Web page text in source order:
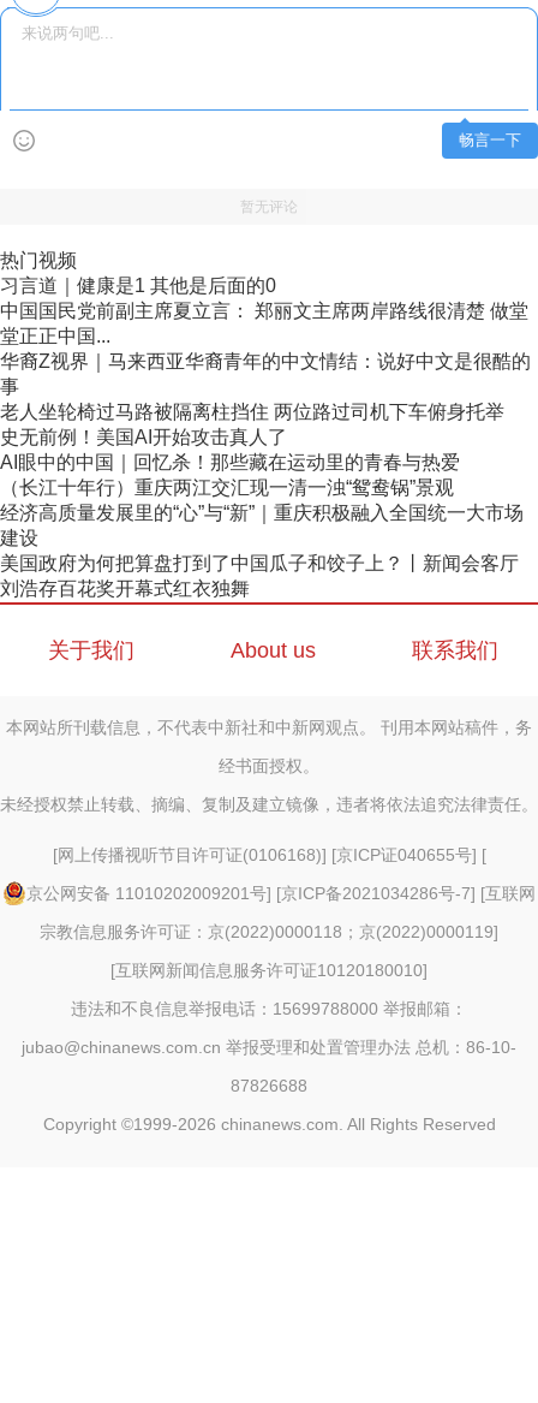
畅言一下
暂无评论
热门视频
习言道｜健康是1 其他是后面的0
中国国民党前副主席夏立言： 郑丽文主席两岸路线很清楚 做堂
堂正正中国...
华裔Z视界｜马来西亚华裔青年的中文情结：说好中文是很酷的
事
老人坐轮椅过马路被隔离柱挡住 两位路过司机下车俯身托举
史无前例！美国AI开始攻击真人了
AI眼中的中国｜回忆杀！那些藏在运动里的青春与热爱
（长江十年行）重庆两江交汇现一清一浊“鸳鸯锅”景观
经济高质量发展里的“心”与“新”｜重庆积极融入全国统一大市场
建设
美国政府为何把算盘打到了中国瓜子和饺子上？丨新闻会客厅
刘浩存百花奖开幕式红衣独舞
关于我们 About us 联系我们
本网站所刊载信息，不代表中新社和中新网观点。 刊用本网站稿件，务
经书面授权。
未经授权禁止转载、摘编、复制及建立镜像，违者将依法追究法律责任。
[网上传播视听节目许可证(0106168)] [京ICP证040655号] [
京公网安备 11010202009201号] [京ICP备2021034286号-7] [互联网
宗教信息服务许可证：京(2022)0000118；京(2022)0000119]
[互联网新闻信息服务许可证10120180010]
违法和不良信息举报电话：15699788000 举报邮箱：
jubao@chinanews.com.cn 举报受理和处置管理办法 总机：86-10-
87826688
Copyright ©1999-2026 chinanews.com. All Rights Reserved